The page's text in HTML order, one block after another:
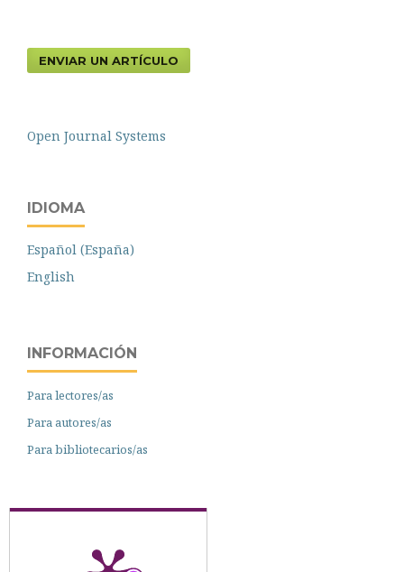
ENVIAR UN ARTÍCULO
Open Journal Systems
IDIOMA
Español (España)
English
INFORMACIÓN
Para lectores/as
Para autores/as
Para bibliotecarios/as